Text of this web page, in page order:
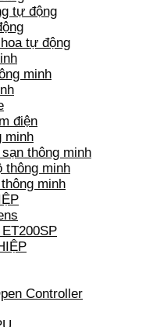
tự động
tự động
minh
điện
minh
thông minh
thông minh
minh
Controller